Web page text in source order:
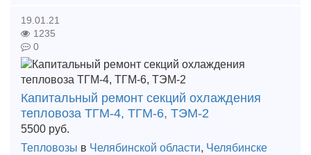
19.01.21
1235
0
Капитальный ремонт секций охлаждения
тепловоза ТГМ-4, ТГМ-6, ТЭМ-2
5500 руб.
Тепловозы в Челябинской области, Челябинске